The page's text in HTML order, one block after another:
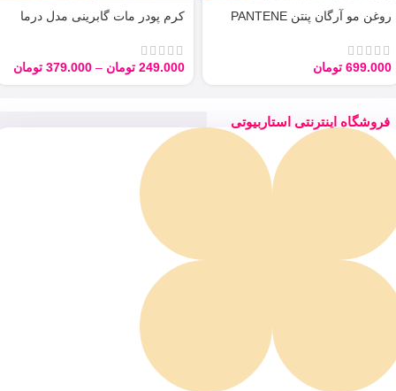
روغن مو آرگان پنتن PANTENE
699.000 تومان
کرم پودر مات گابرینی مدل درما
249.000 تومان –
379.000 تومان
فروشگاه اینترنتی استاربیوتی